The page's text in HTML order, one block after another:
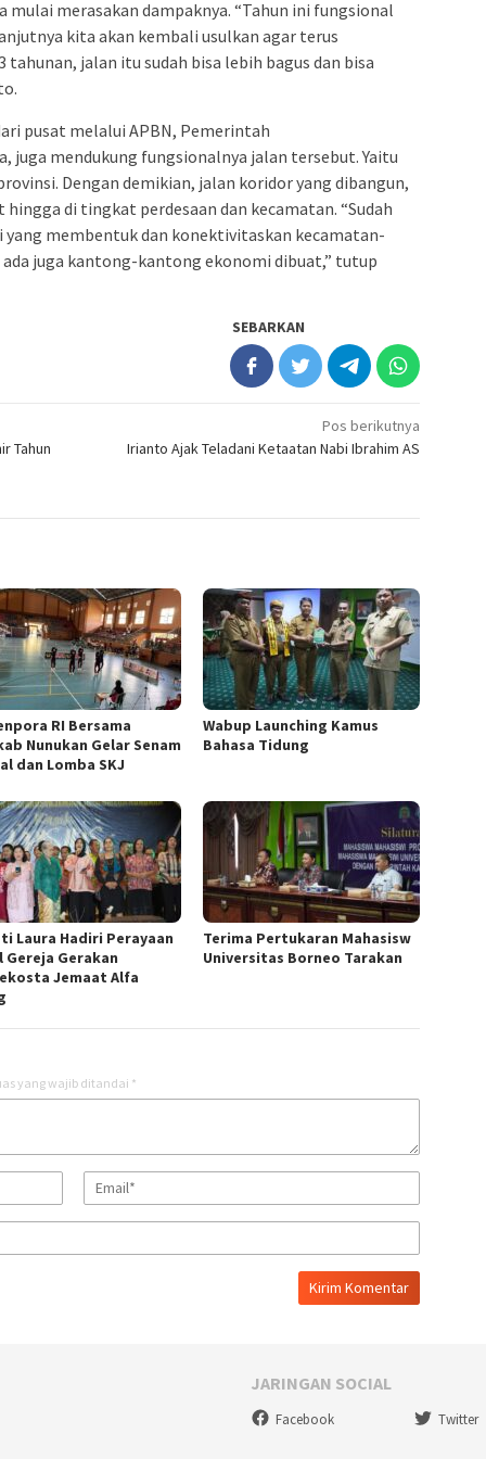
merasakan dampaknya. “Tahun ini fungsional
kita akan kembali usulkan agar terus
jalan itu sudah bisa lebih bagus dan bisa
pusat melalui APBN, Pemerintah
juga mendukung fungsionalnya jalan tersebut. Yaitu
Dengan demikian, jalan koridor yang dibangun,
di tingkat perdesaan dan kecamatan. “Sudah
membentuk dan konektivitaskan kecamatan-
juga kantong-kantong ekonomi dibuat,” tutup
SEBARKAN
Tahun
Pos berikutnya
Irianto Ajak Teladani Ketaatan Nabi Ibrahim AS
RI Bersama
Nunukan Gelar Senam
dan Lomba SKJ
Wabup Launching Kamus
Bahasa Tidung
Laura Hadiri Perayaan
Gereja Gerakan
Jemaat Alfa
Terima Pertukaran Mahasisw
Universitas Borneo Tarakan
yang wajib ditandai *
JARINGAN SOCIAL
Facebook Twitter